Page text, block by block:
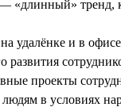
«длинный»
удалёнке и в
развития
проекты
в условиях